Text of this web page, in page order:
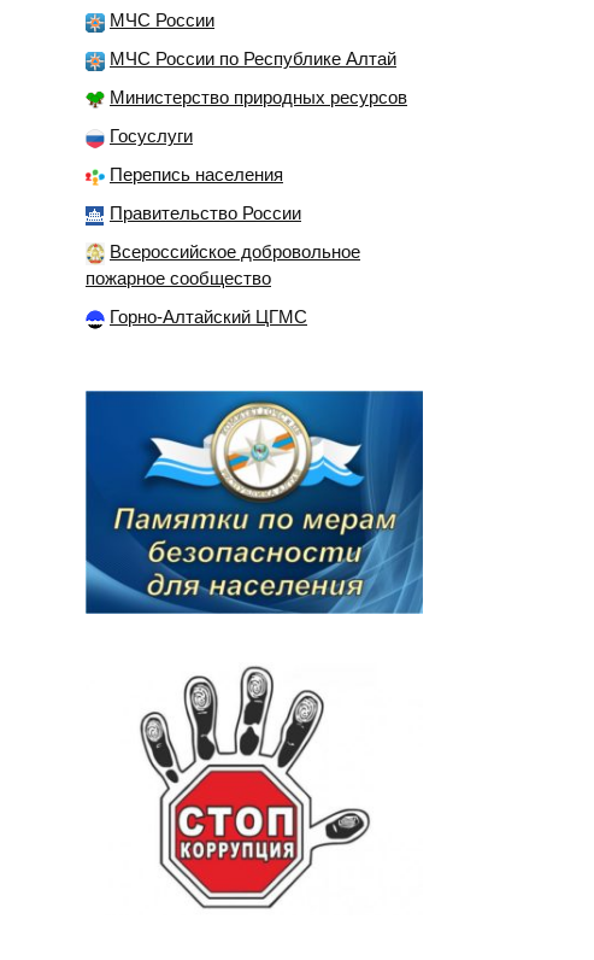
МЧС России
МЧС России по Республике Алтай
Министерство природных ресурсов
Госуслуги
Перепись населения
Правительство России
Всероссийское добровольное
пожарное сообщество
Горно-Алтайский ЦГМС